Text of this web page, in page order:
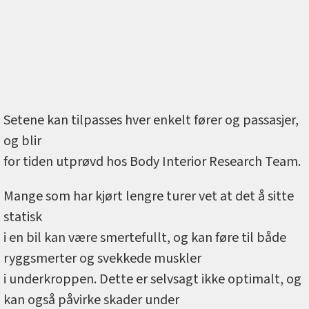
Setene kan tilpasses hver enkelt fører og passasjer,
og blir
for tiden utprøvd hos Body Interior Research Team.
Mange som har kjørt lengre turer vet at det å sitte
statisk
i en bil kan være smertefullt, og kan føre til både
ryggsmerter og svekkede muskler
i underkroppen. Dette er selvsagt ikke optimalt, og
kan også påvirke skader under